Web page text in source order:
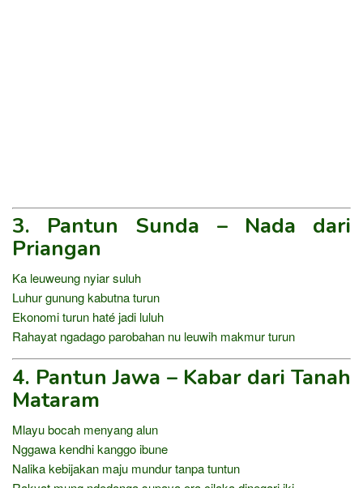
3. Pantun Sunda – Nada dari
Priangan
Ka leuweung nyiar suluh
Luhur gunung kabutna turun
Ekonomi turun haté jadi luluh
Rahayat ngadago parobahan nu leuwih makmur turun
4. Pantun Jawa – Kabar dari Tanah
Mataram
Mlayu bocah menyang alun
Nggawa kendhi kanggo ibune
Nalika kebijakan maju mundur tanpa tuntun